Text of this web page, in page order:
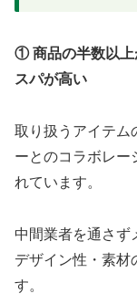
① 商品の半数以上
スパが高い
取り扱うアイテム
ーとのコラボレー
れています。
中間業者を通さず
デザイン性・素材
す。